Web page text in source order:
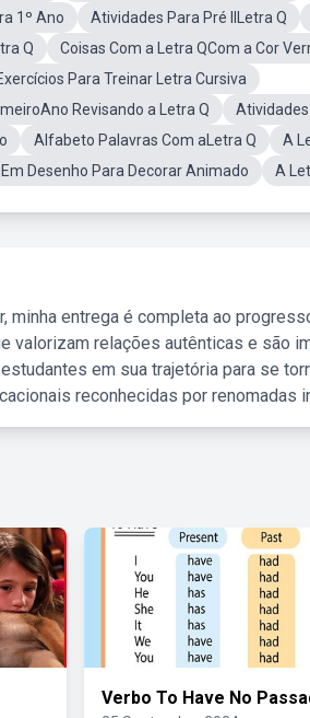
1º Ano
Atividades Para Pré IILetra Q
Q
Coisas Com a Letra QCom a Cor
Para Treinar Letra Cursiva
Revisando a Letra Q
Alfabeto Palavras Com aLetra Q A
Desenho Para Decorar Animado A
minha entrega é completa ao
valorizam relações autênticas e são
em sua trajetória para se
reconhecidas por renomadas
Verbo To Have No